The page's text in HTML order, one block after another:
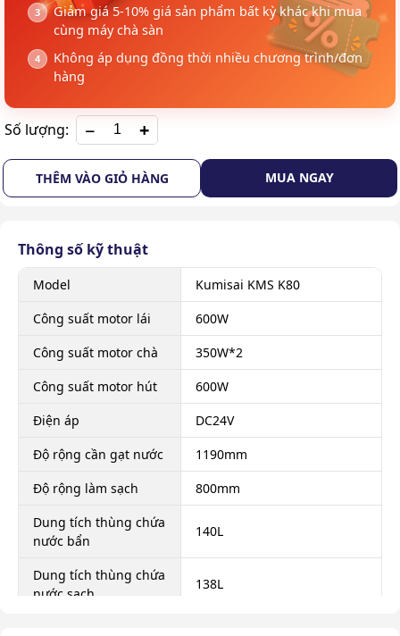
Giảm giá 5-10% giá sản phẩm bất kỳ khác khi mua
cùng máy chà sàn
Không áp dụng đồng thời nhiều chương trình/đơn
hàng
Số lượng: +
THÊM VÀO GIỎ HÀNG MUA NGAY
Thông số kỹ thuật
Model
Kumisai KMS K80
Công suất motor lái
600W
Công suất motor chà
350W*2
Công suất motor hút
600W
Điện áp
DC24V
Độ rộng cần gạt nước
1190mm
Độ rộng làm sạch
800mm
Dung tích thùng chứa
nước bẩn
140L
Dung tích thùng chứa
nước sạch
138L